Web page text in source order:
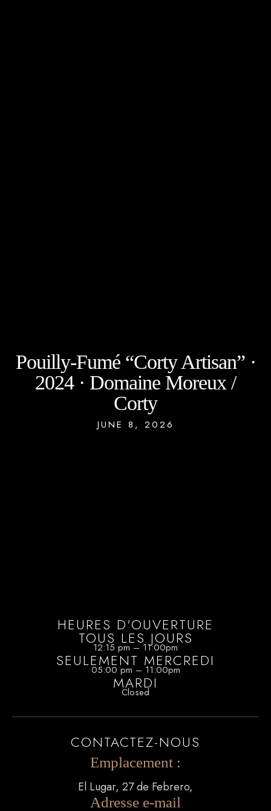
Pouilly-Fumé “Corty Artisan” ·
2024 · Domaine Moreux /
Corty
JUNE 8, 2026
HEURES D'OUVERTURE
TOUS LES JOURS
12:15 pm – 11:00pm
SEULEMENT MERCREDI
05:00 pm – 11:00pm
MARDI
Closed
CONTACTEZ-NOUS
Emplacement :
El Lugar, 27 de Febrero,
Adresse e-mail